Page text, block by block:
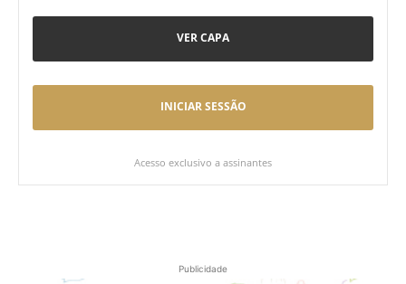
VER CAPA
INICIAR SESSÃO
Acesso exclusivo a assinantes
Publicidade